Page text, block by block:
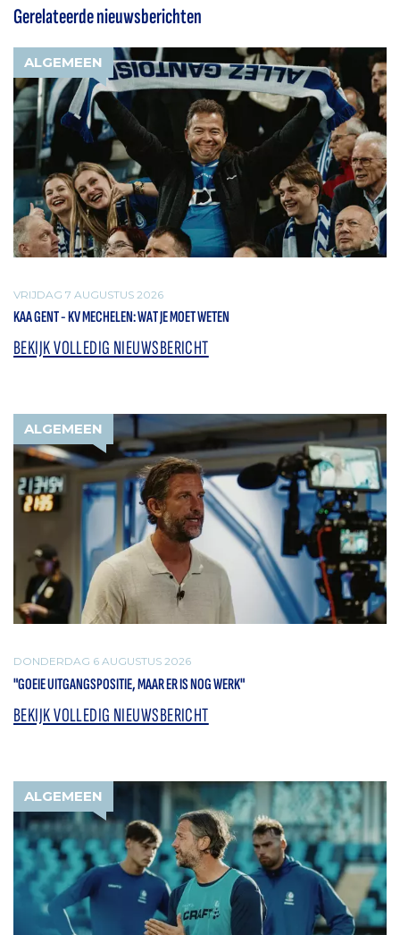
Gerelateerde nieuwsberichten
ALGEMEEN
VRIJDAG 7 AUGUSTUS 2026
KAA GENT - KV MECHELEN: WAT JE MOET WETEN
BEKIJK VOLLEDIG NIEUWSBERICHT
ALGEMEEN
DONDERDAG 6 AUGUSTUS 2026
"GOEIE UITGANGSPOSITIE, MAAR ER IS NOG WERK"
BEKIJK VOLLEDIG NIEUWSBERICHT
ALGEMEEN